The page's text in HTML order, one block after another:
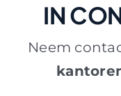
IN
Neem